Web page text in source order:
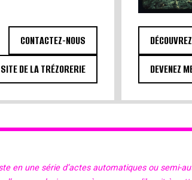
CONTACTEZ-NOUS
DE LA TRÉZORERIE
DEVENEZ
en une série d’actes automatiques ou semi-